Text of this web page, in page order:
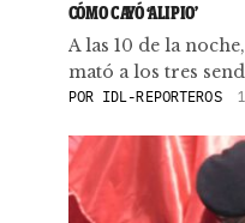
CÓMO CAYÓ ‘ALIPIO’
A las 10 de la
mató a los tres
POR IDL-REPORTEROS